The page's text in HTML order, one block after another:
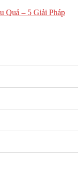
Quả – 5 Giải Pháp